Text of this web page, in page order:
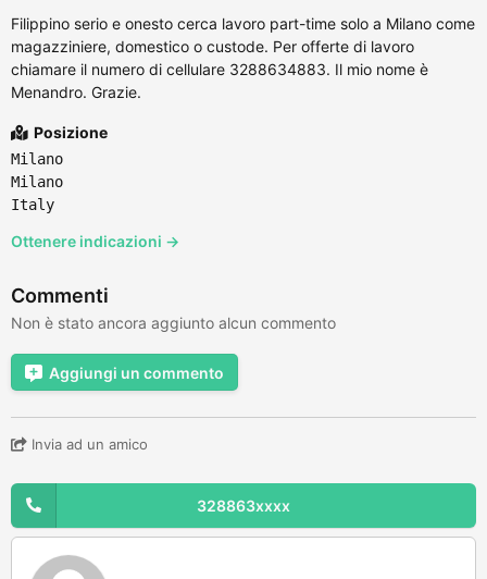
Filippino serio e onesto cerca lavoro part-time solo a Milano come
magazziniere, domestico o custode. Per offerte di lavoro
chiamare il numero di cellulare 3288634883. Il mio nome è
Menandro. Grazie.
Posizione
Milano
Milano
Italy
Ottenere indicazioni →
Commenti
Non è stato ancora aggiunto alcun commento
Aggiungi un commento
Invia ad un amico
328863xxxx